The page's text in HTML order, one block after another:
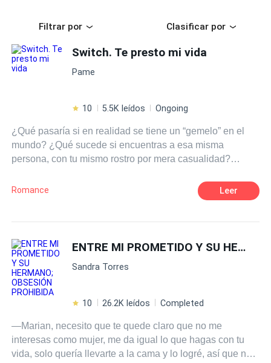
Filtrar por Clasificar por
Switch. Te presto mi vida
Pame
10 5.5K leídos Ongoing
¿Qué pasaría si en realidad se tiene un “gemelo” en el
mundo? ¿Qué sucede si encuentras a esa misma
persona, con tu mismo rostro por mera casualidad?
pensaron en que esto fuese posible, hasta que chocaron
de frente en el parque; Ximena realizaba actividad física,
las extravagancias a las que está acostumbrada vivir.
Ximena es independiente y de clase media trabajadora,
es libre, pero, le apetece saber qué se siente tener mucho
dinero, así que, la idea de cambiar de lugar, no les parece
mala, será solo un tiempo, sin saber que, ese tiempo va a
a ser una mujer valiente y empoderada.
Romance Leer
ENTRE MI PROMETIDO Y SU HERMANO; OBSESIÓN PROHIBIDA
Sandra Torres
10 26.2K leídos Completed
—Marian, necesito que te quede claro que no me
interesas como mujer, me da igual lo que hagas con tu
vida, solo quería llevarte a la cama y lo logré, así que no